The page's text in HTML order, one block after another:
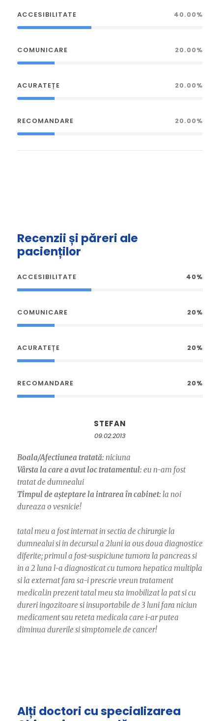
ACCESIBILITATE 40.00%
COMUNICARE 20.00%
ACURATEȚE 20.00%
RECOMANDARE 20.00%
Recenzii și păreri ale
pacienților
ACCESIBILITATE 40%
COMUNICARE 20%
ACURATEȚE 20%
RECOMANDARE 20%
STEFAN
09.02.2013
Boala/Afectiunea tratată: niciuna
Vârsta la care a avut loc tratamentul: eu n-am fost
tratat de dumnealui
Timpul de așteptare la intrarea în cabinet: la noi
dureaza o vesnicie!
tatal meu a fost internat in sectia de chirurgie la
dumnealui si in decursul a 2luni ia ous doua diagnostice
diferite; primul a fost-suspiciune tumora la pancreas si
in a 2 luna l-a diagnosticat cu tumora hepatica multipla
si la externat fara sa-i prescrie vreun tratament
medical.in prezent tatal meu sta imobilizat la pat si cu
dureri ingozitoare si insuportabile de 3 luni fara niciun
medicament sau reteta medicala care i-ar putea
diminua durerile si simptomele de cancer!
Alți doctori cu specializarea